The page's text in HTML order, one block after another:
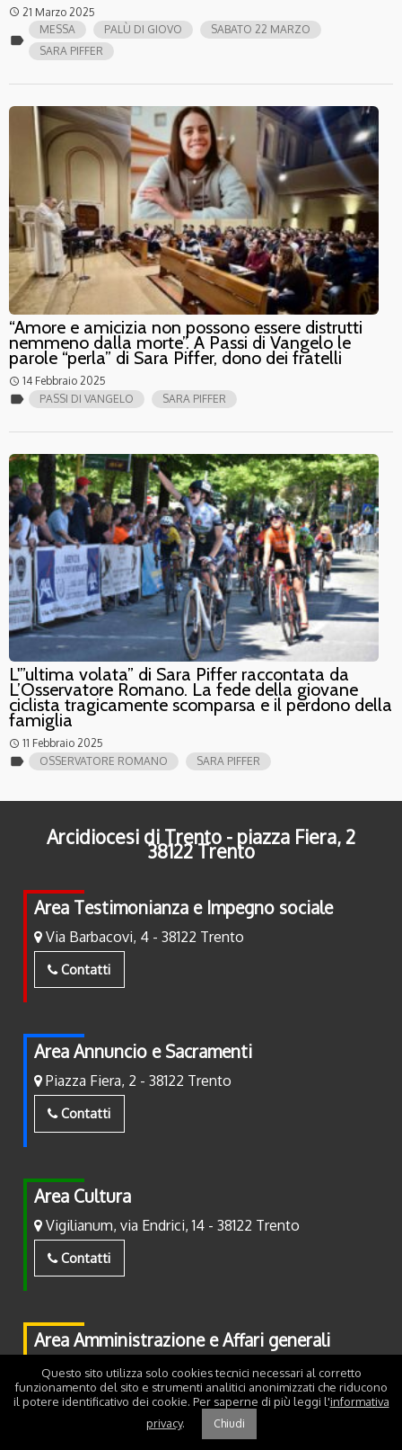
access_time 21 Marzo 2025
label
MESSA PALÙ DI GIOVO
SABATO 22 MARZO
SARA PIFFER
“Amore e amicizia non possono essere distrutti
nemmeno dalla morte”. A Passi di Vangelo le
parole “perla” di Sara Piffer, dono dei fratelli
access_time 14 Febbraio 2025
label PASSI DI VANGELO SARA PIFFER
L'”ultima volata” di Sara Piffer raccontata da
L’Osservatore Romano. La fede della giovane
ciclista tragicamente scomparsa e il perdono della
famiglia
access_time 11 Febbraio 2025
label OSSERVATORE ROMANO SARA PIFFER
Arcidiocesi di Trento - piazza Fiera, 2
38122 Trento
Area Testimonianza e Impegno sociale
Via Barbacovi, 4 - 38122 Trento
Contatti
Area Annuncio e Sacramenti
Piazza Fiera, 2 - 38122 Trento
Contatti
Area Cultura
Vigilianum, via Endrici, 14 - 38122 Trento
Contatti
Area Amministrazione e Affari generali
Piazza Fiera, 2 - 38122 Trento
Contatti
Questo sito utilizza solo cookies tecnici necessari al corretto
funzionamento del sito e strumenti analitici anonimizzati che riducono
il potere identificativo dei cookie. Per saperne di più leggi l'informativa
privacy. Chiudi